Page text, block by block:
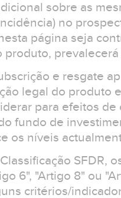
sobre as
no
página seja
e resgate
legal do produto
para efeitos
fundo de
os níveis
SFDR,
6", "Artigo 8" ou
critérios/